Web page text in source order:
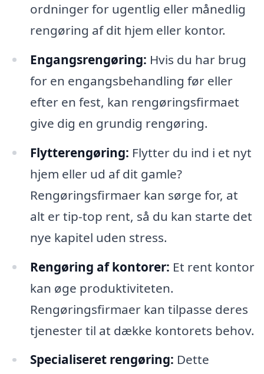
ordninger for ugentlig eller månedlig
rengøring af dit hjem eller kontor.
Engangsrengøring: Hvis du har brug
for en engangsbehandling før eller
efter en fest, kan rengøringsfirmaet
give dig en grundig rengøring.
Flytterengøring: Flytter du ind i et nyt
hjem eller ud af dit gamle?
Rengøringsfirmaer kan sørge for, at
alt er tip-top rent, så du kan starte det
nye kapitel uden stress.
Rengøring af kontorer: Et rent kontor
kan øge produktiviteten.
Rengøringsfirmaer kan tilpasse deres
tjenester til at dække kontorets behov.
Specialiseret rengøring: Dette